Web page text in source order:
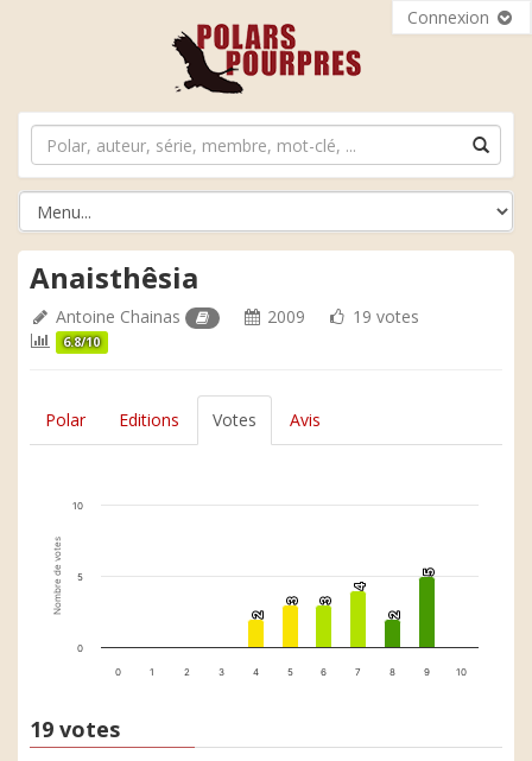
Connexion
Anaisthêsia
Antoine Chainas 2009 19 votes
6.8/10
Polar Editions Votes Avis
Nombre de votes 2
2
3
3 3
3
4
4
2
2
5
5
0 1 2 3 4 5 6 7 8 9 10
0
5
10
19 votes